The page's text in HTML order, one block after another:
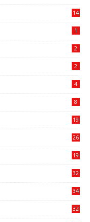
14
1
2
2
4
8
19
26
19
32
34
32